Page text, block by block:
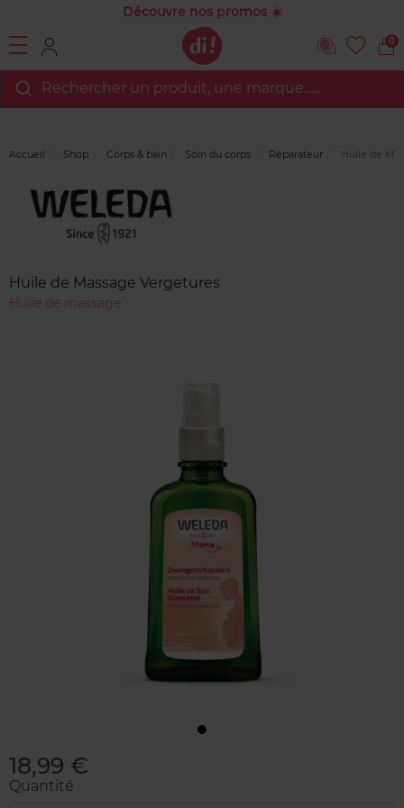
Découvre nos promos ☀️
0
Rechercher un produit, une marque…...
Accueil Shop Corps & bain Soin du corps Réparateur Huile de
Huile de Massage Vergetures
Huile de massage
18,99 €
Quantité